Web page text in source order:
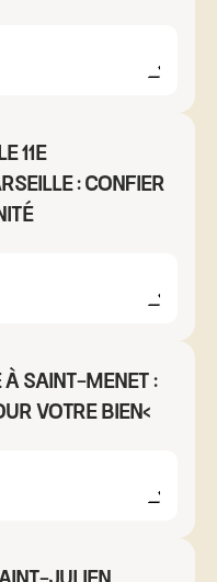
11e
: confier
Saint-Menet :
votre bien<